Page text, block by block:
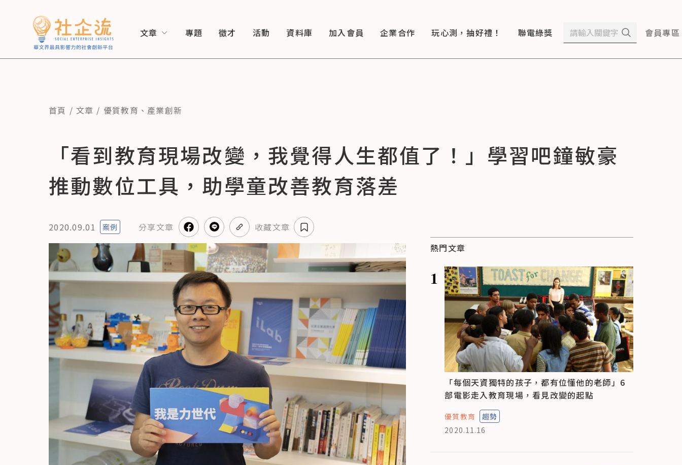
文章 專題 徵才 活動 資料庫 加入會員 企業合作 玩心測，抽好禮！ 聯電綠獎 會員專區
首頁 文章 優質教育 、 產業創新
「看到教育現場改變，我覺得人生都值了！」學習吧鐘敏豪
推動數位工具，助學童改善教育落差
2020.09.01 案例 分享文章 收藏文章
熱門文章
1
「每個天資獨特的孩子，都有位懂他的老師」6
部電影走入教育現場，看見改變的起點
優質教育
趨勢
2020.11.16